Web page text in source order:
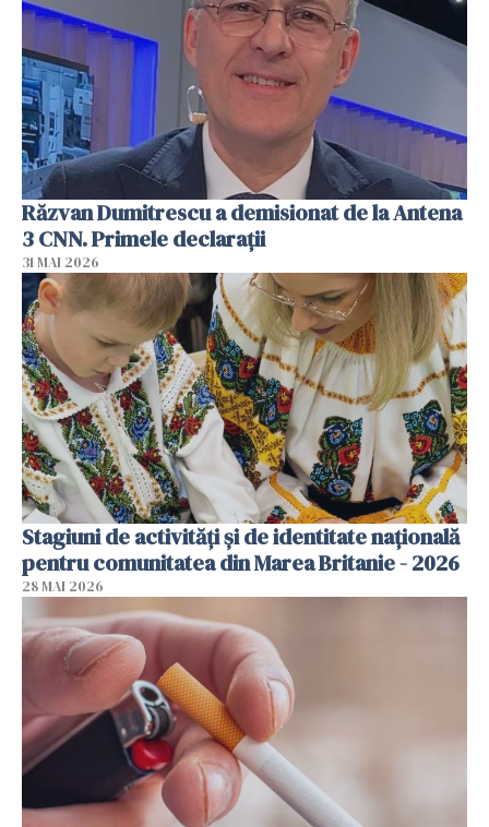
Răzvan Dumitrescu a demisionat de la Antena
3 CNN. Primele declarații
31 MAI 2026
Stagiuni de activități și de identitate națională
pentru comunitatea din Marea Britanie - 2026
28 MAI 2026